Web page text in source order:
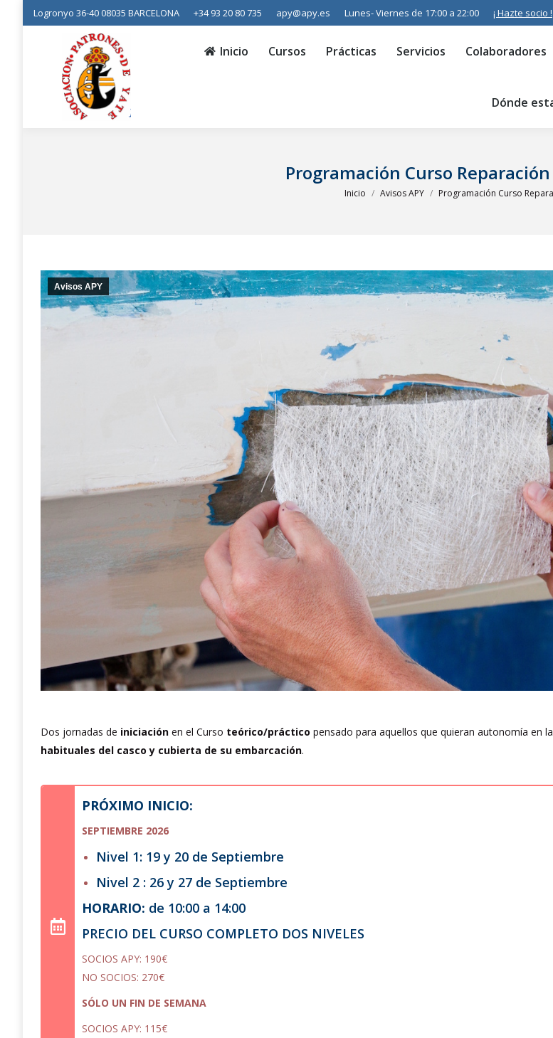
Logronyo 36-40 08035 BARCELONA +34 93 20 80 735 apy@apy.es Lunes- Viernes de 17:00 a 22:00 ¡ Hazte socio !
Inicio Cursos Prácticas Servicios Colaboradores
Dónde
Programación Curso
Estás aquí:
Inicio Avisos APY Programación Curso
Avisos APY
Dos jornadas de iniciación en el Curso teórico/práctico pensado para aquellos que quieran autonomía en
habituales del casco y cubierta de su embarcación.
PRÓXIMO INICIO:
SEPTIEMBRE 2026
Nivel 1: 19 y 20 de Septiembre
Nivel 2 : 26 y 27 de Septiembre
HORARIO: de 10:00 a 14:00
PRECIO DEL CURSO COMPLETO DOS NIVELES
SOCIOS APY: 190€
NO SOCIOS: 270€
SÓLO UN FIN DE SEMANA
SOCIOS APY: 115€
Inicio Cursos Prácticas Servicios Colaboradores Contactar